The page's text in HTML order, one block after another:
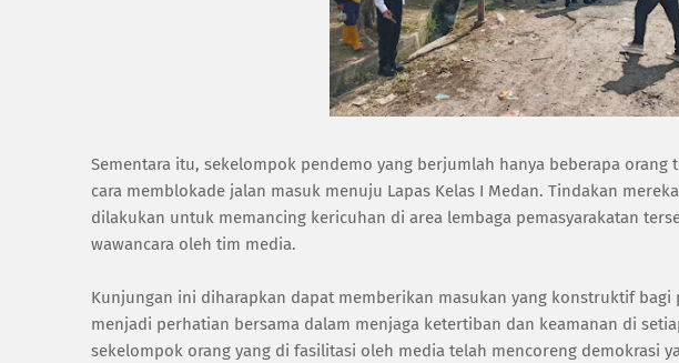
Sementara itu, sekelompok pendemo yang berjumlah hanya beberapa
cara memblokade jalan masuk menuju Lapas Kelas I Medan. Tindakan
dilakukan untuk memancing kericuhan di area lembaga pemasyarakatan
wawancara oleh tim media.
Kunjungan ini diharapkan dapat memberikan masukan yang konstruktif bagi
menjadi perhatian bersama dalam menjaga ketertiban dan keamanan di
sekelompok orang yang di fasilitasi oleh media telah mencoreng demokrasi